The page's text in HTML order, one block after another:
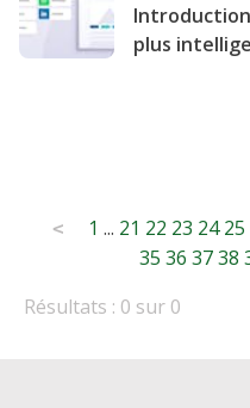
plus
Posts
pagination
< 1 ... 21 22 23 24 25
35 36 37 38
Résultats : 0 sur 0